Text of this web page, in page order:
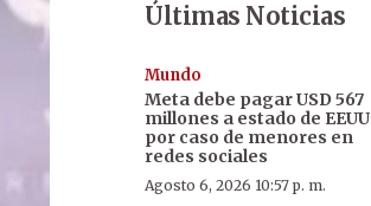
Últimas Noticias
Mundo
Meta debe pagar USD 567
millones a estado de EEUU
por caso de menores en
redes sociales
Agosto 6, 2026 10:57 p. m.